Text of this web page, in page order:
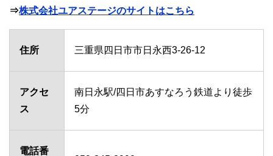
⇒株式会社ユアステージのサイトはこちら
住所 三重県四日市市日永西3-26-12
アクセ
ス
南日永駅/四日市あすなろう鉄道より徒歩
5分
電話番